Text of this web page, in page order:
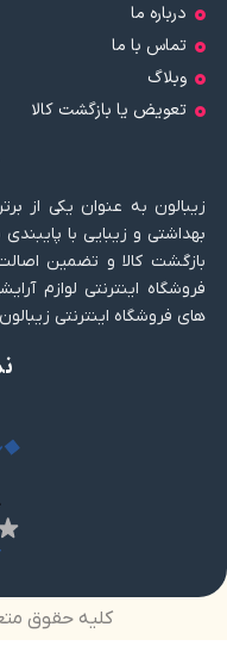
درباره ما
تماس با ما
وبلاگ
تعویض یا بازگشت کالا
زیبالون به عنوان یکی از
بازگشت کالا و تضمین
فروشگاه اینترنتی لوازم
های فروشگاه اینترنتی
کلیه حقوق